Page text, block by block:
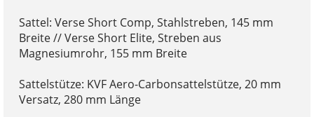
Sattel: Verse Short Comp, Stahlstreben, 145 mm
Breite // Verse Short Elite, Streben aus
Magnesiumrohr, 155 mm Breite
Sattelstütze: KVF Aero-Carbonsattelstütze, 20 mm
Versatz, 280 mm Länge